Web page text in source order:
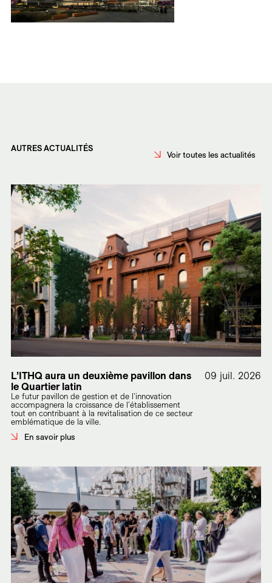
AUTRES ACTUALITÉS
Voir toutes les actualités
L’ITHQ aura un deuxième pavillon dans
le Quartier latin
Le futur pavillon de gestion et de l'innovation
accompagnera la croissance de l'établissement
tout en contribuant à la revitalisation de ce secteur
emblématique de la ville.
En savoir plus
09 juil. 2026